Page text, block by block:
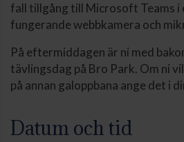
fall tillgång till Microsoft Teams i
fungerande webbkamera och
På eftermiddagen är ni med
tävlingsdag på Bro Park. Om ni
på annan galoppbana ange det i
Datum och tid